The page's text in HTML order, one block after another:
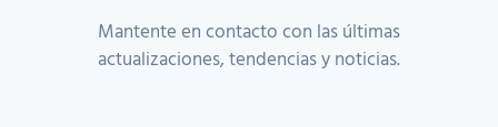
Mantente en contacto con las últimas
actualizaciones, tendencias y noticias.